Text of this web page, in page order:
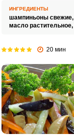
ИНГРЕДИЕНТЫ
шампиньоны свежие,
масло растительное,
20 мин